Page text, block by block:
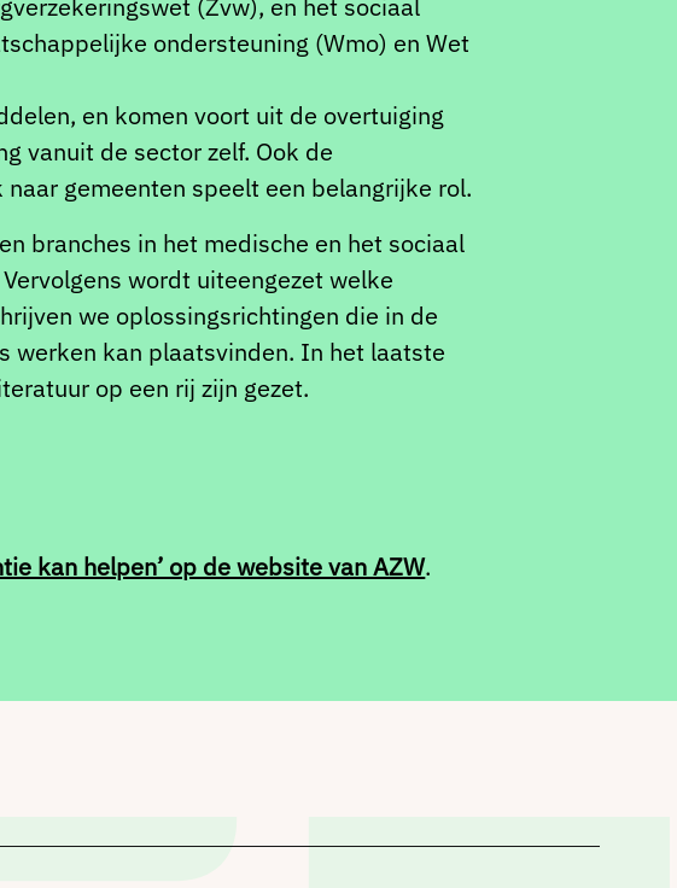
(Zvw), en het sociaal
ondersteuning (Wmo) en Wet
en komen voort uit de overtuiging
vanuit de sector zelf. Ook de
gemeenten speelt een belangrijke rol.
branches in het medische en het sociaal
wordt uiteengezet welke
we oplossingsrichtingen die in de
werken kan plaatsvinden. In het laatste
op een rij zijn gezet.
kan helpen’ op de website van AZW.